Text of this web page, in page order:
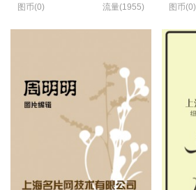
图币(0) 流量(1955) 图币(0)